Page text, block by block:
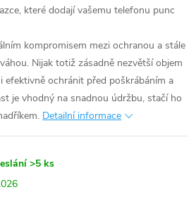
které dodají vašemu telefonu punc
kompromisem mezi ochranou a stále
Nijak totiž zásadně nezvětší objem
efektivně ochránit před poškrábáním a
je vhodný na snadnou údržbu, stačí ho
Detailní informace
>5 ks